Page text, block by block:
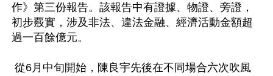
作》第三份報告。該報告中有證據、物證、旁證，
初步覈實，涉及非法、違法金融、經濟活動金額超
過一百餘億元。